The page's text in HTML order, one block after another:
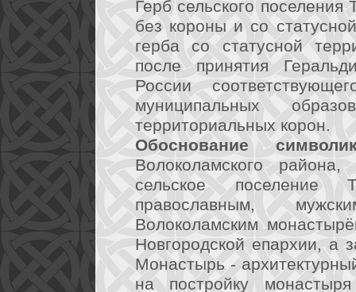
Герб сельского поселения
без короны и со
герба со статусной
после принятия
России
муниципальных
территориальных корон.
Обоснование
Волоколамского
сельское поселение
православным,
Волоколамским
Новгородской епархии, а
Монастырь -
на постройку